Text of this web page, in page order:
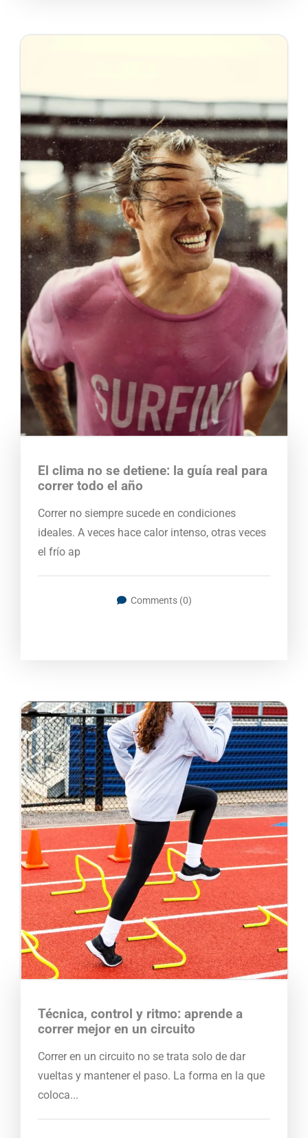
El clima no se detiene: la guía real para
correr todo el año
Correr no siempre sucede en condiciones
ideales. A veces hace calor intenso, otras veces
el frío ap
Comments (0)
Técnica, control y ritmo: aprende a
correr mejor en un circuito
Correr en un circuito no se trata solo de dar
vueltas y mantener el paso. La forma en la que
coloca...